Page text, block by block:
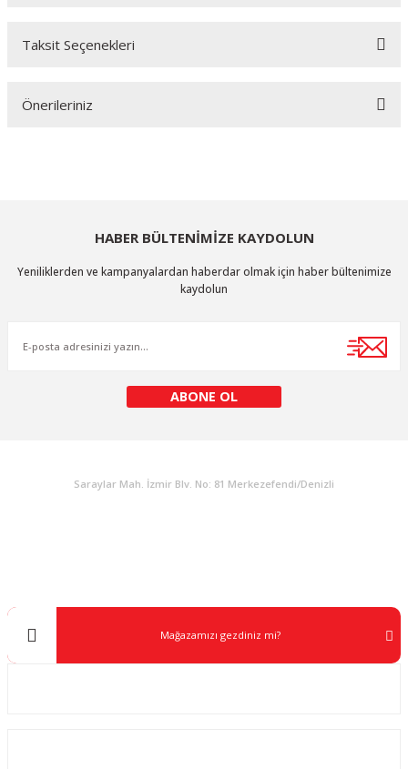
Taksit Seçenekleri
Önerileriniz
Ürün açıklamasında eksik bilgiler bulunuyor.
Gönder
HABER BÜLTENİMİZE KAYDOLUN
Yeniliklerden ve kampanyalardan haberdar olmak için haber bültenimize
kaydolun
ABONE OL
Saraylar Mah. İzmir Blv. No: 81 Merkezefendi/Denizli
Mağazamızı gezdiniz mi?